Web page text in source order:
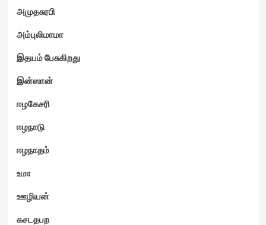
அமுதசுரபி
அம்புலிமாமா
இதயம் பேசுகிறது
இன்ஸான்
ஈழகேசரி
ஈழநாடு
ஈழநாதம்
உமா
ஊழியன்
கசடதபற